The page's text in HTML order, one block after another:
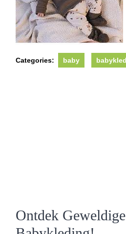
Categories: baby
Ontdek